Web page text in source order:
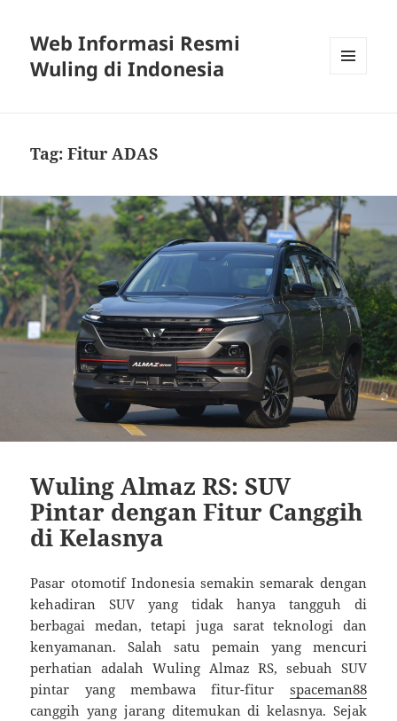
Web Informasi Resmi
Wuling di Indonesia
Tag:Fitur ADAS
Wuling Almaz RS: SUV
Pintar dengan Fitur Canggih
di Kelasnya
Pasar otomotif Indonesia semakin semarak dengan
kehadiran SUV yang tidak hanya tangguh di
berbagai medan, tetapi juga sarat teknologi dan
kenyamanan. Salah satu pemain yang mencuri
perhatian adalah Wuling Almaz RS, sebuah SUV
pintar yang membawa fitur-fitur spaceman88
canggih yang jarang ditemukan di kelasnya. Sejak